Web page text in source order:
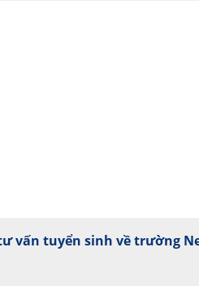
vấn tuyển sinh về trường